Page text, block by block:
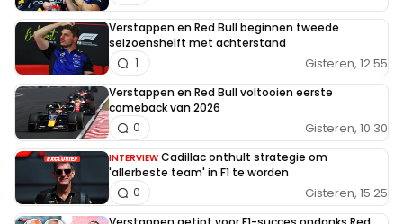
Verstappen en Red Bull beginnen tweede
seizoenshelft met achterstand
Gisteren, 12:55
1
Verstappen en Red Bull voltooien eerste
comeback van 2026
Gisteren, 10:30
0
INTERVIEW Cadillac onthult strategie om
'allerbeste team' in F1 te worden
Gisteren, 15:25
0